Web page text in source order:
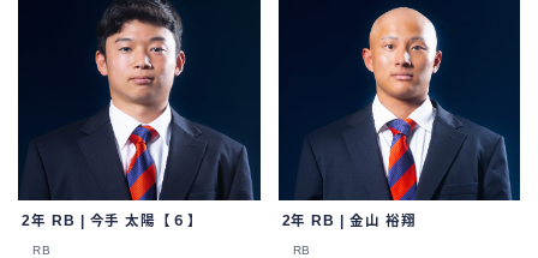
2年 RB | 今手 太陽【６】
RB
2年 RB | 金山 裕翔
RB